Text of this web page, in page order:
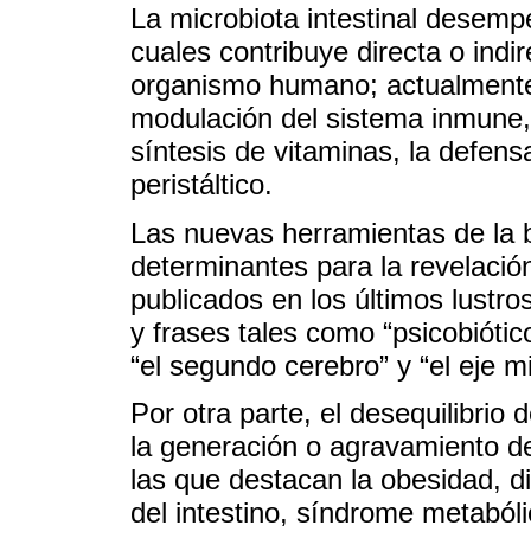
La microbiota intestinal
cuales contribuye directa o
organismo humano;
modulación del sistema
síntesis de vitaminas, la
peristáltico.
Las nuevas herramientas de la
determinantes para la
publicados en los últimos
y frases tales como
“el segundo cerebro” y “el eje
Por otra parte, el desequilibrio
la generación o agravamiento
las que destacan la obesidad,
del intestino, síndrome